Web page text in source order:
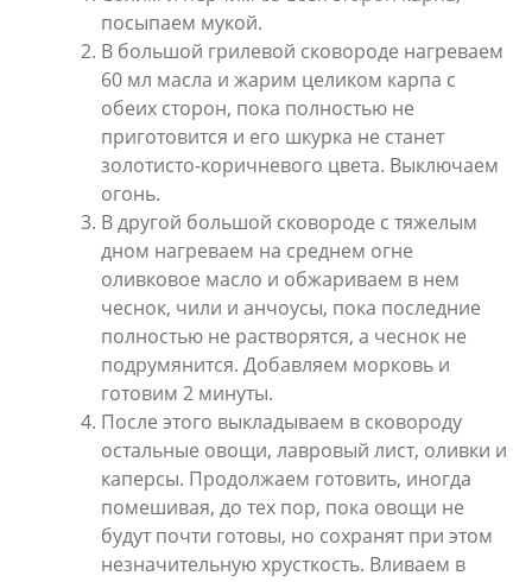
посыпаем мукой.
В большой грилевой сковороде нагреваем
60 мл масла и жарим целиком карпа с
обеих сторон, пока полностью не
приготовится и его шкурка не станет
золотисто-коричневого цвета. Выключаем
огонь.
В другой большой сковороде с тяжелым
дном нагреваем на среднем огне
оливковое масло и обжариваем в нем
чеснок, чили и анчоусы, пока последние
полностью не растворятся, а чеснок не
подрумянится. Добавляем морковь и
готовим 2 минуты.
После этого выкладываем в сковороду
остальные овощи, лавровый лист, оливки и
каперсы. Продолжаем готовить, иногда
помешивая, до тех пор, пока овощи не
будут почти готовы, но сохранят при этом
незначительную хрусткость. Вливаем в